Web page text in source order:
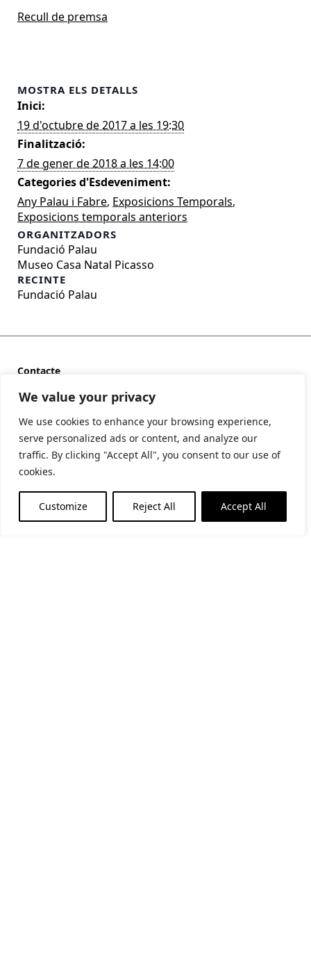
We value your privacy
We use cookies to enhance your browsing experience,
serve personalized ads or content, and analyze our
traffic. By clicking "Accept All", you consent to our use of
cookies.
Customize Reject All Accept All
Recull de premsa
MOSTRA ELS DETALLS
Inici:
19 d'octubre de 2017 a les 19:30
Finalització:
7 de gener de 2018 a les 14:00
Categories d'Esdeveniment:
Any Palau i Fabre, Exposicions Temporals,
Exposicions temporals anteriors
RECINTE
Fundació Palau
ORGANITZADORS
Fundació Palau
Museo Casa Natal Picasso
Contacte
+34 937 913 593
fundaciopalau@fundaciopalau.cat